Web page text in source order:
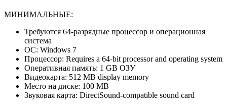
МИНИМАЛЬНЫЕ:
Требуются 64-разрядные процессор и операционная
система
ОС: Windows 7
Процессор: Requires a 64-bit processor and operating system
Оперативная память: 1 GB ОЗУ
Видеокарта: 512 MB display memory
Место на диске: 100 MB
Звуковая карта: DirectSound-compatible sound card